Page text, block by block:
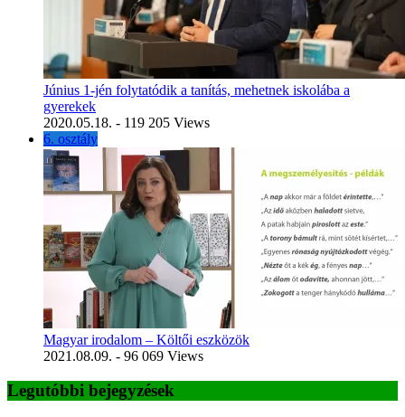
Június 1-jén folytatódik a tanítás, mehetnek iskolába a
gyerekek
2020.05.18. - 119 205 Views
6. osztály
Magyar irodalom – Költői eszközök
2021.08.09. - 96 069 Views
Legutóbbi bejegyzések